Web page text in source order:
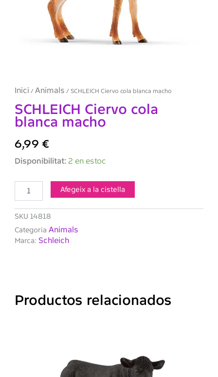
Inici / Animals / SCHLEICH Ciervo cola blanca macho
SCHLEICH Ciervo cola
blanca macho
6,99 €
Disponibilitat: 2 en estoc
quantitat
Ciervo
blanca
macho
Afegeix a la cistella
SKU 14818
Categoria Animals
Marca: Schleich
Productos relacionados